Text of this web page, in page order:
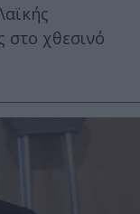
στο χθεσινό